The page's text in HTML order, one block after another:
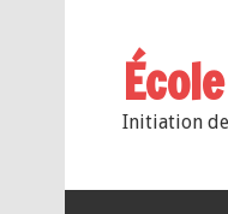
Initiation